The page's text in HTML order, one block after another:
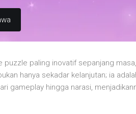
paling inovatif sepanjang
hanya sekadar kelanjutan; ia
gameplay hingga narasi,